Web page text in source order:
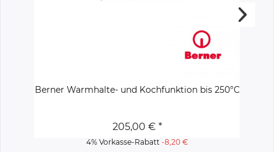
Berner Warmhalte- und Kochfunktion bis 250°C
205,00 € *
4% Vorkasse-Rabatt -8,20 €